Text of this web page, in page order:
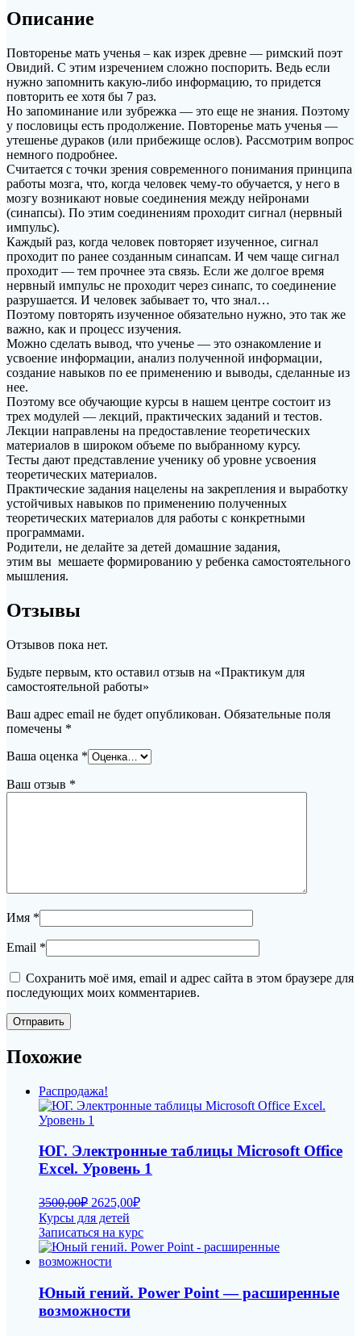
Описание
Повторенье мать ученья – как изрек древне — римский поэт
Овидий. С этим изречением сложно поспорить. Ведь если
нужно запомнить какую-либо информацию, то придется
повторить ее хотя бы 7 раз.
Но запоминание или зубрежка — это еще не знания. Поэтому
у пословицы есть продолжение. Повторенье мать ученья —
утешенье дураков (или прибежище ослов). Рассмотрим вопрос
немного подробнее.
Считается с точки зрения современного понимания принципа
работы мозга, что, когда человек чему-то обучается, у него в
мозгу возникают новые соединения между нейронами
(синапсы). По этим соединениям проходит сигнал (нервный
импульс).
Каждый раз, когда человек повторяет изученное, сигнал
проходит по ранее созданным синапсам. И чем чаще сигнал
проходит — тем прочнее эта связь. Если же долгое время
нервный импульс не проходит через синапс, то соединение
разрушается. И человек забывает то, что знал…
Поэтому повторять изученное обязательно нужно, это так же
важно, как и процесс изучения.
Можно сделать вывод, что ученье — это ознакомление и
усвоение информации, анализ полученной информации,
создание навыков по ее применению и выводы, сделанные из
нее.
Поэтому все обучающие курсы в нашем центре состоит из
трех модулей — лекций, практических заданий и тестов.
Лекции направлены на предоставление теоретических
материалов в широком объеме по выбранному курсу.
Тесты дают представление ученику об уровне усвоения
теоретических материалов.
Практические задания нацелены на закрепления и выработку
устойчивых навыков по применению полученных
теоретических материалов для работы с конкретными
программами.
Родители, не делайте за детей домашние задания,
этим вы мешаете формированию у ребенка самостоятельного
мышления.
Отзывы
Отзывов пока нет.
Будьте первым, кто оставил отзыв на «Практикум для
самостоятельной работы»
Ваш адрес email не будет опубликован. Обязательные поля
помечены *
Ваша оценка *
Ваш отзыв *
Имя *
Email *
Сохранить моё имя, email и адрес сайта в этом браузере для
последующих моих комментариев.
Похожие
Распродажа!
ЮГ. Электронные таблицы Microsoft Office
Excel. Уровень 1
3500,00₽ Первоначальная
цена
составляла
3500,00₽.
2625,00₽Текущая
2625,00₽.
Курсы для детей
Записаться на курс
Юный гений. Power Point — расширенные
возможности